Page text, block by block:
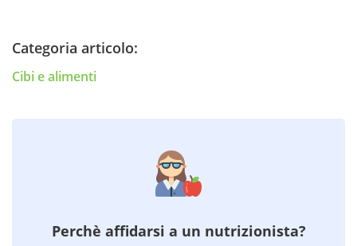
Categoria articolo:
Cibi e alimenti
Perchè affidarsi a un nutrizionista?